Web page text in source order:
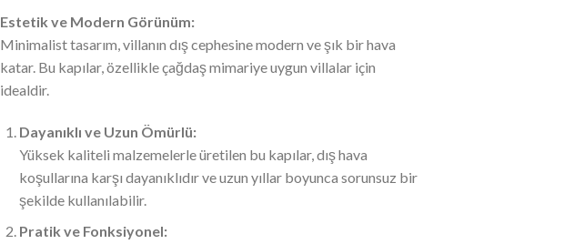
Estetik ve Modern Görünüm:
Minimalist tasarım, villanın dış cephesine modern ve şık bir hava
katar. Bu kapılar, özellikle çağdaş mimariye uygun villalar için
idealdir.
Dayanıklı ve Uzun Ömürlü:
Yüksek kaliteli malzemelerle üretilen bu kapılar, dış hava
koşullarına karşı dayanıklıdır ve uzun yıllar boyunca sorunsuz bir
şekilde kullanılabilir.
Pratik ve Fonksiyonel: